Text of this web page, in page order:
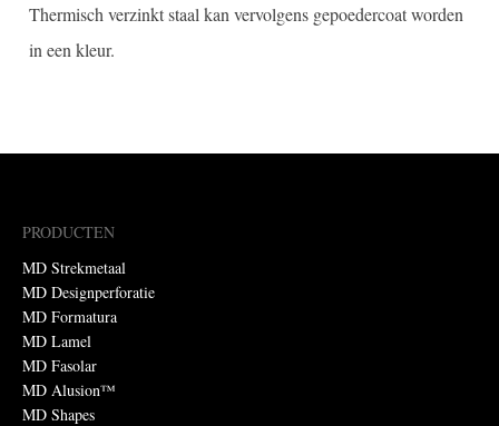
Thermisch verzinkt staal kan vervolgens gepoedercoat worden
in een kleur.
PRODUCTEN
MD Strekmetaal
MD Designperforatie
MD Formatura
MD Lamel
MD Fasolar
MD Alusion™
MD Shapes